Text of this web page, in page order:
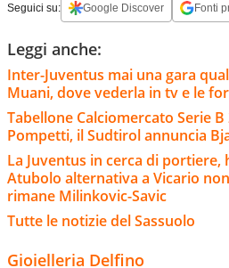
Seguici su: Google Discover Fonti
Leggi anche:
Inter-Juventus mai una gara
Muani, dove vederla in tv e le
Tabellone Calciomercato Serie
Pompetti, il Sudtirol annuncia
La Juventus in cerca di
Atubolo alternativa a Vicario
rimane Milinkovic-Savic
Tutte le notizie del Sassuolo
Gioielleria Delfino